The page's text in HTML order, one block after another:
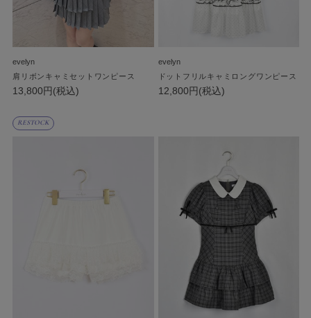
evelyn
肩リボンキャミセットワンピース
13,800円(税込)
evelyn
ドットフリルキャミロングワンピース
12,800円(税込)
RESTOCK